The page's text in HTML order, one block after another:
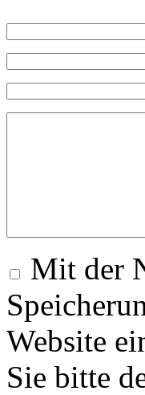
Mit der
Website
Sie bitte